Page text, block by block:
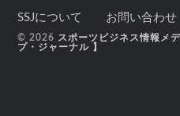
SSJについて お問い合わせ
© 2026 スポーツビジネス情報メ
プ・ジャーナル 】